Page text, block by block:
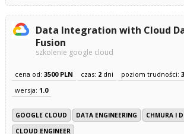
Data Integration with Cloud
Fusion
szkolenie google cloud
cena od: 3500 PLN czas: 2dni poziom trudności: 3
wersja: 1.0
GOOGLE CLOUD DATA ENGINEERING CHMURA I
CLOUD ENGINEER